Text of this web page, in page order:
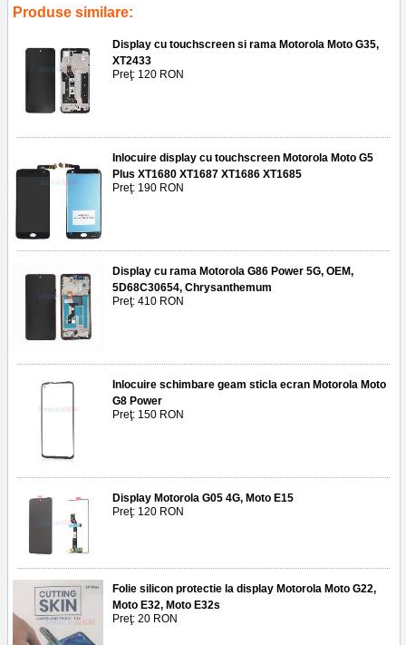
Produse similare:
Display cu touchscreen si rama Motorola Moto G35,
XT2433
Preţ: 120 RON
Inlocuire display cu touchscreen Motorola Moto G5
Plus XT1680 XT1687 XT1686 XT1685
Preţ: 190 RON
Display cu rama Motorola G86 Power 5G, OEM,
5D68C30654, Chrysanthemum
Preţ: 410 RON
Inlocuire schimbare geam sticla ecran Motorola Moto
G8 Power
Preţ: 150 RON
Display Motorola G05 4G, Moto E15
Preţ: 120 RON
Folie silicon protectie la display Motorola Moto G22,
Moto E32, Moto E32s
Preţ: 20 RON